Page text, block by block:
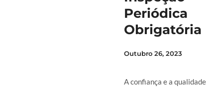
Periódica
Obrigatória
Outubro 26, 2023
A confiança e a qualidade